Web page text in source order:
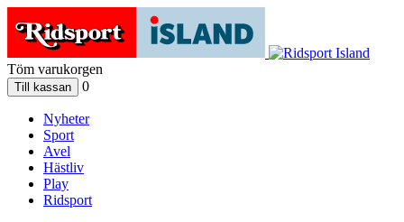
Töm varukorgen
0
Nyheter
Sport
Avel
Hästliv
Play
Ridsport